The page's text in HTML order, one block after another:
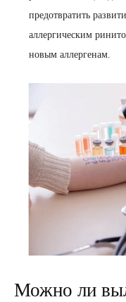
предотвратить
аллергическим
новым аллергенам.
Можно ли